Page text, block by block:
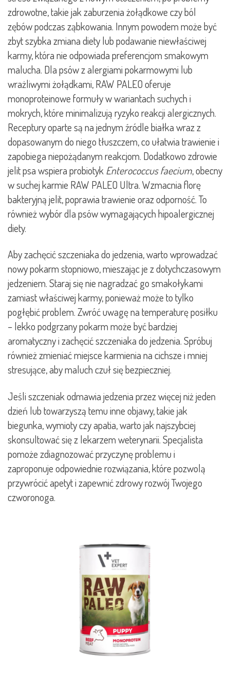
zdrowotne, takie jak zaburzenia żołądkowe czy ból
zębów podczas ząbkowania. Innym powodem może być
zbyt szybka zmiana diety lub podawanie niewłaściwej
karmy, która nie odpowiada preferencjom smakowym
malucha. Dla psów z alergiami pokarmowymi lub
wrażliwymi żołądkami, RAW PALEO oferuje
monoproteinowe formuły w wariantach suchych i
mokrych, które minimalizują ryzyko reakcji alergicznych.
Receptury oparte są na jednym źródle białka wraz z
dopasowanym do niego tłuszczem, co ułatwia trawienie i
zapobiega niepożądanym reakcjom. Dodatkowo zdrowie
jelit psa wspiera probiotykEnterococcus faecium, obecny
w suchej karmie RAW PALEO Ultra. Wzmacnia florę
bakteryjną jelit, poprawia trawienie oraz odporność. To
również wybór dla psów wymagających hipoalergicznej
diety.
Aby zachęcić szczeniaka do jedzenia, warto wprowadzać
nowy pokarm stopniowo, mieszając je z dotychczasowym
jedzeniem. Staraj się nie nagradzać go smakołykami
zamiast właściwej karmy, ponieważ może to tylko
pogłębić problem. Zwróć uwagę na temperaturę posiłku
– lekko podgrzany pokarm może być bardziej
aromatyczny i zachęcić szczeniaka do jedzenia. Spróbuj
również zmieniać miejsce karmienia na cichsze i mniej
stresujące, aby maluch czuł się bezpieczniej.
Jeśli szczeniak odmawia jedzenia przez więcej niż jeden
dzień lub towarzyszą temu inne objawy, takie jak
biegunka, wymioty czy apatia, warto jak najszybciej
skonsultować się z lekarzem weterynarii. Specjalista
pomoże zdiagnozować przyczynę problemu i
zaproponuje odpowiednie rozwiązania, które pozwolą
przywrócić apetyt i zapewnić zdrowy rozwój Twojego
czworonoga.